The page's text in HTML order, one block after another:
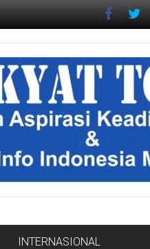
INTERNASIONAL